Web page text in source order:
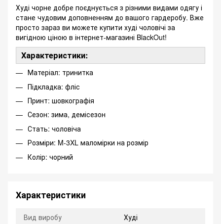
Худі чорне добре поєднується з різними видами одягу і
стане чудовим доповненням до вашого гардеробу. Вже
просто зараз ви можете купити худі чоловічі за
вигідною ціною в інтернет-магазині BlackOut!
Характеристики:
Матеріал: тринитка
Підкладка: фліс
Принт: шовкографія
Сезон: зима, демісезон
Стать: чоловіча
Розміри: M-3XL маломірки на розмір
Колір: чорний
Характеристики
Вид виробу
Худі